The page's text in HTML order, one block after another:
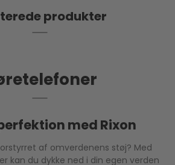
produkter
med Rixon
af omverdenens støj? Med
kan du dykke ned i din egen verden